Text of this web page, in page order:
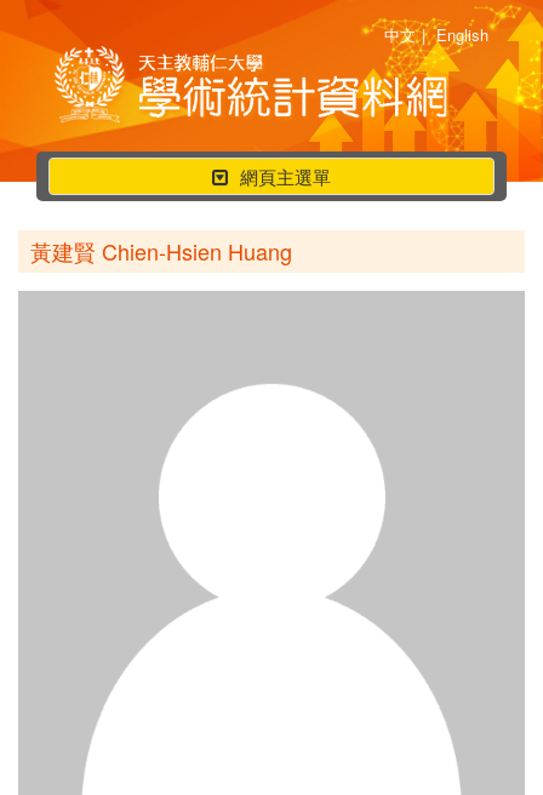
中文 | English
行
動
選
單
網頁主選單
黃建賢 Chien-Hsien Huang